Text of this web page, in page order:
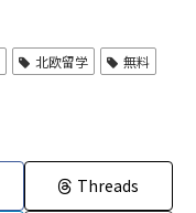
北欧留学
無料
Threads